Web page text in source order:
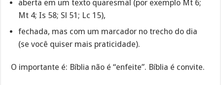
aberta em um texto quaresmal (por exemplo Mt 6;
Mt 4; Is 58; Sl 51; Lc 15),
fechada, mas com um marcador no trecho do dia
(se você quiser mais praticidade).
O importante é: Bíblia não é “enfeite”. Bíblia é convite.